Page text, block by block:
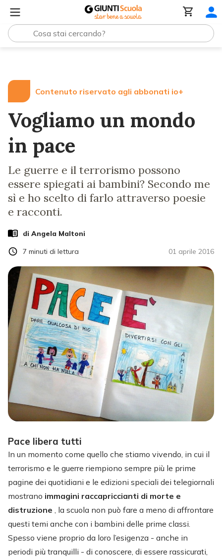
Contenuto riservato agli abbonati io+
Vogliamo un mondo
in pace
Le guerre e il terrorismo possono
essere spiegati ai bambini? Secondo me
sì e ho scelto di farlo attraverso poesie
e racconti.
di Angela Maltoni
01 aprile 2016
7 minuti di lettura
Pace libera tutti
In un momento come quello che stiamo vivendo, in cui il
terrorismo e le guerre riempiono sempre più le prime
pagine dei quotidiani e le edizioni speciali dei telegiornali
mostrano immagini raccapriccianti di morte e
distruzione , la scuola non può fare a meno di affrontare
questi temi anche con i bambini delle prime classi.
Spesso viene proprio da loro l’esigenza - anche in
periodi più tranquilli - di conoscere, di essere rassicurati,